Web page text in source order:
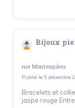
Bijoux
rue Montesquieu
Publié le 5 décembre
Bracelets et
jaspe rouge